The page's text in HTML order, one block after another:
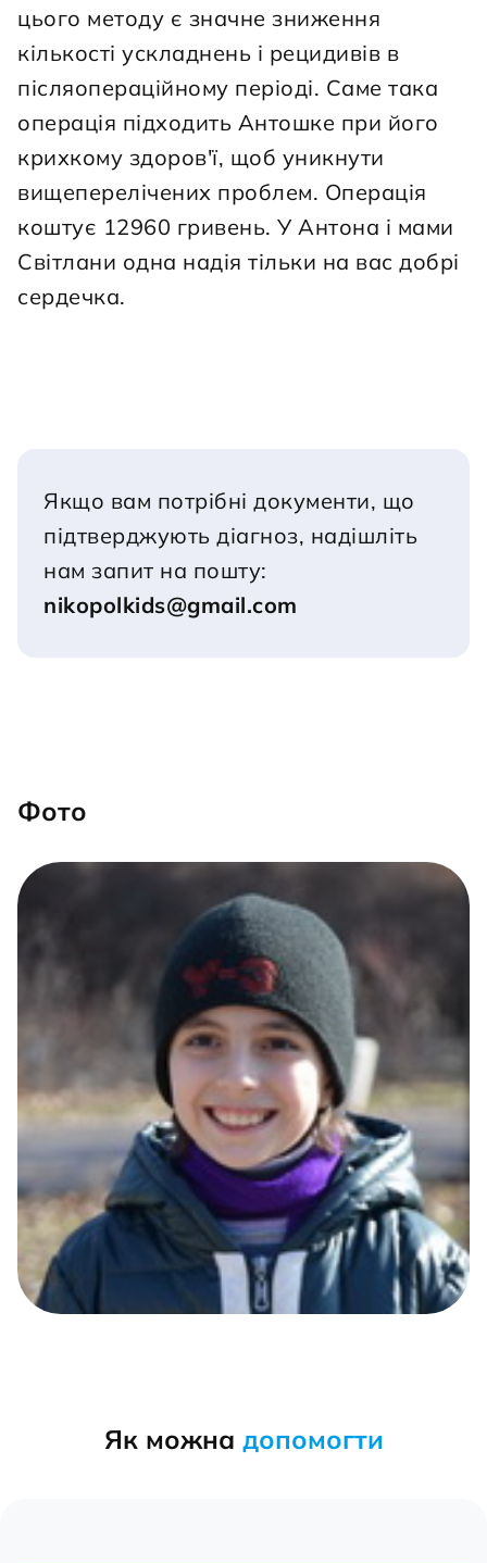
цього методу є значне зниження
кількості ускладнень і рецидивів в
післяопераційному періоді. Саме така
операція підходить Антошке при його
крихкому здоров'ї, щоб уникнути
вищеперелічених проблем. Операція
коштує 12960 гривень. У Антона і мами
Світлани одна надія тільки на вас добрі
сердечка.
Якщо вам потрібні документи, що
підтверджують діагноз, надішліть
нам запит на пошту:
nikopolkids@gmail.com
Фото
Як можна допомогти